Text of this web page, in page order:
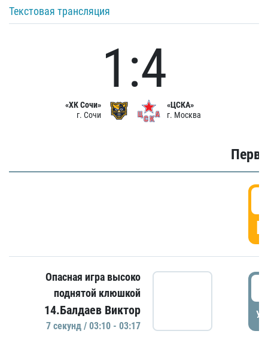
Текстовая трансляция
«ХК Сочи»
г. Сочи
1:4
«ЦСКА»
г. Москва
Опасная игра высоко
поднятой клюшкой
14.Балдаев Виктор
7 секунд / 03:10 - 03:17